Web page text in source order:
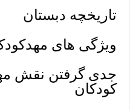
تاریخچه دبستان
ویژگی های
جدی گرفتن نقش
کودکان